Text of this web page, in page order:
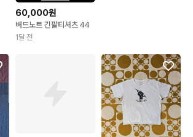
60,000원
버드노트 긴팔티셔츠 44
1달 전